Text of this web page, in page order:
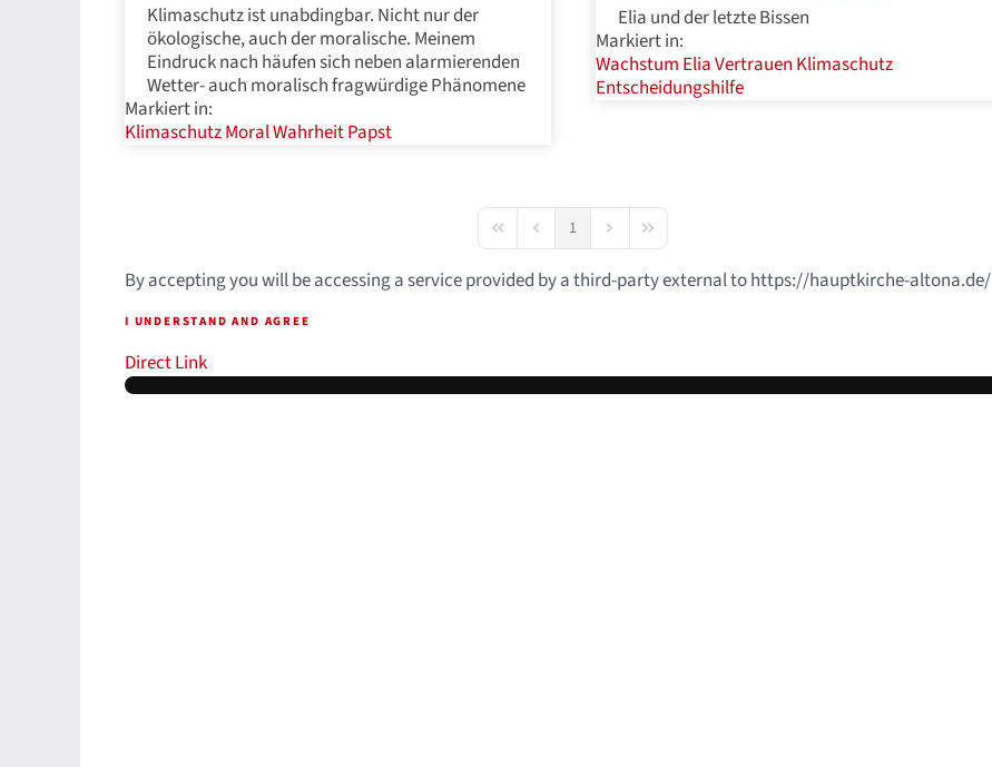
Klimaschutz ist unabdingbar. Nicht nur der
ökologische, auch der moralische. Meinem
Eindruck nach häufen sich neben alarmierenden
Wetter- auch moralisch fragwürdige Phänomene
Markiert in:
KlimaschutzMoralWahrheitPapst
Elia und der letzte Bissen
Markiert in:
Wachstum EliaVertrauen Klimaschutz
Entscheidungshilfe
First PagePrevious Page
1 Next PageLast Page
By accepting you will be accessing a service provided by a third-party external to https://hauptkirche-altona.de/
I UNDERSTAND AND AGREE
Direct Link